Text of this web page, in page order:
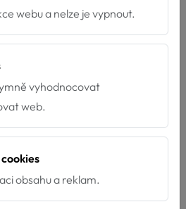
minut
a outdoor
ze sociálně znevýhodněného
webu a nelze je vypnout.
vyhodnocovat
web.
obsahu a reklam.